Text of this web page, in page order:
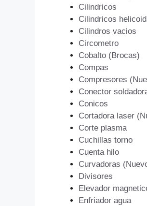
Cilindricos
Cilindricos
Cilindros vacios
Circometro
Cobalto (Brocas)
Compas
Compresores
Conector
Conicos
Cortadora laser
Corte plasma
Cuchillas torno
Cuenta hilo
Curvadoras
Divisores
Elevador
Enfriador agua